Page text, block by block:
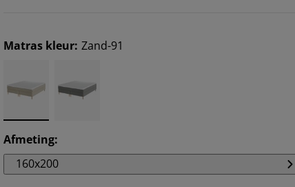
Matras kleur: Zand-91
Afmeting:
160x200